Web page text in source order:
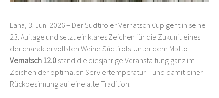
Lana, 3. Juni 2026 – Der Südtiroler Vernatsch Cup geht in seine
23. Auflage und setzt ein klares Zeichen für die Zukunft eines
der charaktervollsten Weine Südtirols. Unter dem Motto
Vernatsch 12.0stand die diesjährige Veranstaltung ganz im
Zeichen der optimalen Serviertemperatur – und damit einer
Rückbesinnung auf eine alte Tradition.